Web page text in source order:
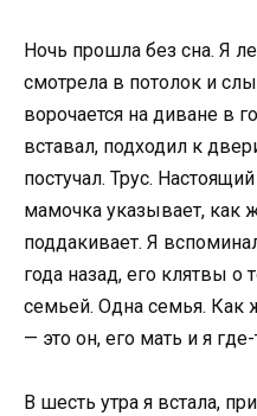
Ночь прошла без сна. Я
смотрела в потолок и
ворочается на диване в
вставал, подходил к
постучал. Трус.
мамочка указывает, как
поддакивает. Я
года назад, его клятвы
семьей. Одна семья. Как
— это он, его мать и я
В шесть утра я встала,